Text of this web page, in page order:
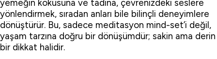
yemeğin kokusuna ve tadına, çevrenizdeki seslere
yönlendirmek, sıradan anları bile bilinçli deneyimlere
dönüştürür. Bu, sadece meditasyon mind-set’i değil,
yaşam tarzına doğru bir dönüşümdür; sakin ama derin
bir dikkat halidir.